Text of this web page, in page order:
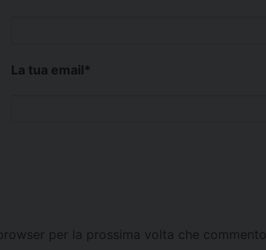
La tua email*
per la prossima volta che commento.